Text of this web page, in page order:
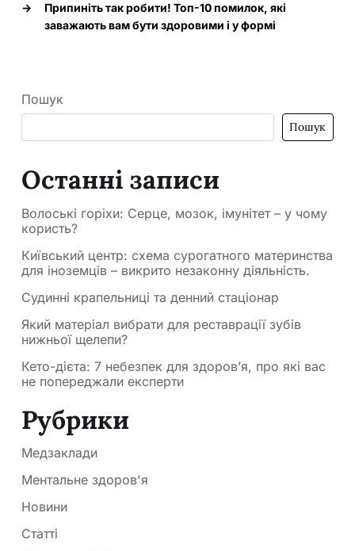
→
Припиніть так робити! Топ-10 помилок, які
заважають вам бути здоровими і у формі
Пошук
Пошук
Останні записи
Волоські горіхи: Серце, мозок, імунітет – у чому
користь?
Київський центр: схема сурогатного материнства
для іноземців – викрито незаконну діяльність.
Судинні крапельниці та денний стаціонар
Який матеріал вибрати для реставрації зубів
нижньої щелепи?
Кето-дієта: 7 небезпек для здоров’я, про які вас
не попереджали експерти
Рубрики
Медзаклади
Ментальне здоров'я
Новини
Статті